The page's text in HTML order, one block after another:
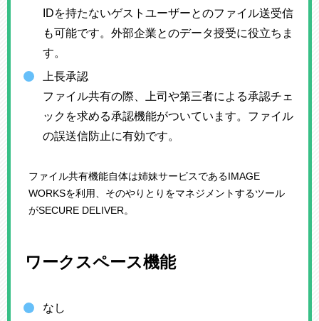
IDを持たないゲストユーザーとのファイル送受信
も可能です。外部企業とのデータ授受に役立ちま
す。
上長承認
ファイル共有の際、上司や第三者による承認チェ
ックを求める承認機能がついています。ファイル
の誤送信防止に有効です。
ファイル共有機能自体は姉妹サービスであるIMAGE
WORKSを利用、そのやりとりをマネジメントするツール
がSECURE DELIVER。
ワークスペース機能
なし